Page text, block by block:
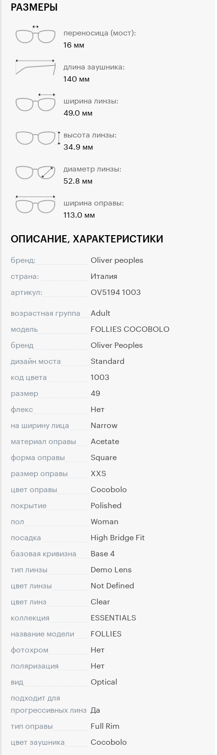
ОПИСАНИЕ, ХАРАКТЕРИСТИКИ
бренд:
Oliver peoples
страна:
Италия
артикул:
OV5194 1003
возрастная группа
Adult
модель
FOLLIES COCOBOLO
бренд
Oliver Peoples
дизайн моста
Standard
код цвета
1003
размер
49
флекс
Нет
на ширину лица
Narrow
материал оправы
Acetate
форма оправы
Square
размер оправы
XXS
цвет оправы
Cocobolo
покрытие
Polished
пол
Woman
посадка
High Bridge Fit
базовая кривизна
Base 4
тип линзы
Demo Lens
цвет линзы
Not Defined
цвет линз
Clear
коллекция
ESSENTIALS
название модели
FOLLIES
фотохром
Нет
поляризация
Нет
вид
Optical
подходит для
прогрессивных линз Да
тип оправы
Full Rim
цвет заушника
Cocobolo
РАЗМЕРЫ
переносица (мост):
16 мм
длина заушника:
140 мм
ширина линзы:
49.0 мм
высота линзы:
34.9 мм
диаметр линзы:
52.8 мм
ширина оправы:
113.0 мм